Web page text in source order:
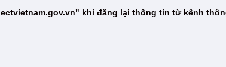
khi đăng lại thông tin từ kênh